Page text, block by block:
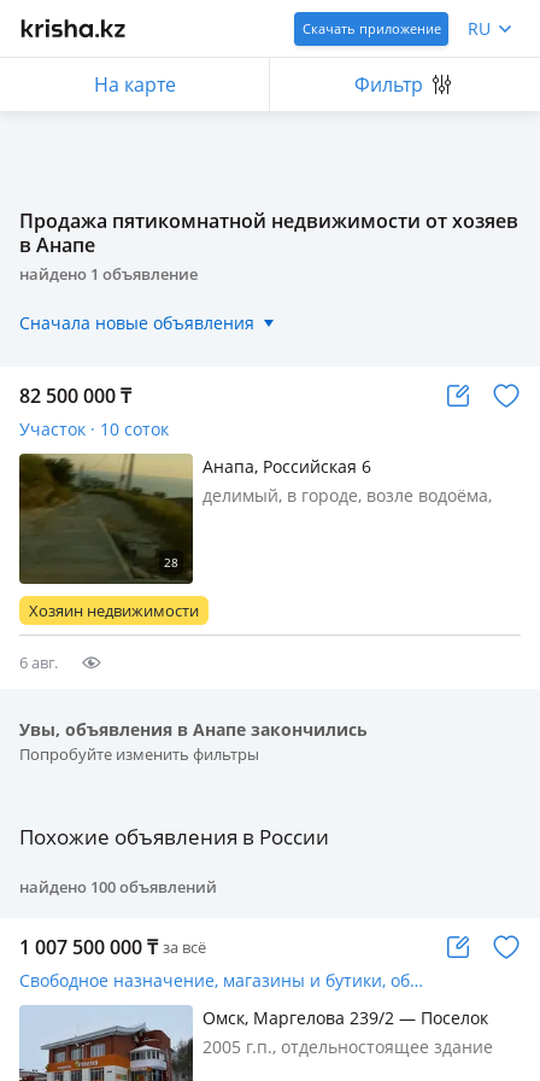
Скачать приложение RU
На карте Фильтр
Продажа пятикомнатной недвижимости от хозяев
в Анапе
найдено 1 объявление
Сначала новые объявления
82 500 000₸
Участок · 10 соток
Анапа, Российская 6
делимый, в городе, возле водоёма,
г. Анапа, звоните +7 918 четыреста
девяносто 4, семьдесят три семь…
Хозяин недвижимости
6 авг.
Увы, объявления в Анапе закончились
Попробуйте изменить фильтры
Похожие объявления в России
найдено 100объявлений
1 007 500 000₸ за всё
Свободное назначение, магазины и бутики, общепит, бани, гостиницы и зоны отдыха · 1200 м²
Омск, Маргелова 239/2 — Поселок
Солнечный
2005 г.п., отдельностоящее здание